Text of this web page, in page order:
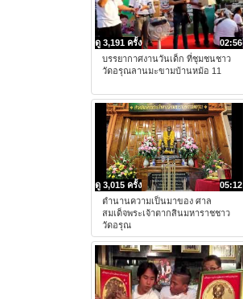
02:56
ดู 3,191 ครั้ง
บรรยากาศงานวันเด็ก ที่ชุมชนชาว
วัดอรุณลานมะขามบ้านหม้อ 11
05:12
ดู 3,015 ครั้ง
ตำนานความเป็นมาของ ศาล
สมเด็จพระเจ้าตากสินมหาราชชาว
วัดอรุณ